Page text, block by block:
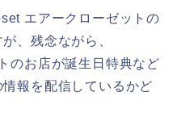
エアークローゼットの
、残念ながら、
のお店が誕生日特典など
報を配信しているかど